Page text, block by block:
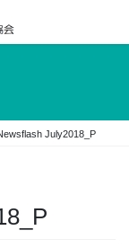
July2018_P